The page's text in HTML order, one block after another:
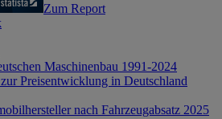
Zum Report
Maschinenbau 1991-2024
Preisentwicklung in Deutschland
nach Fahrzeugabsatz 2025